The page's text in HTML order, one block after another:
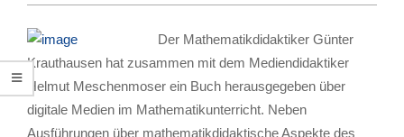
Der Mathematikdidaktiker Günter
Krauthausen hat zusammen mit dem Mediendidaktiker
Helmut Meschenmoser ein Buch herausgegeben über
digitale Medien im Mathematikunterricht. Neben
Ausführungen über mathematikdidaktische Aspekte des